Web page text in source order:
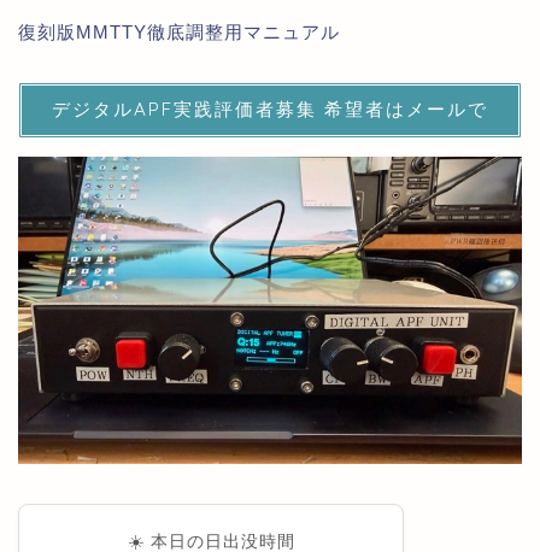
復刻版MMTTY徹底調整用マニュアル
デジタルAPF実践評価者募集 希望者はメールで
☀️ 本日の日出没時間